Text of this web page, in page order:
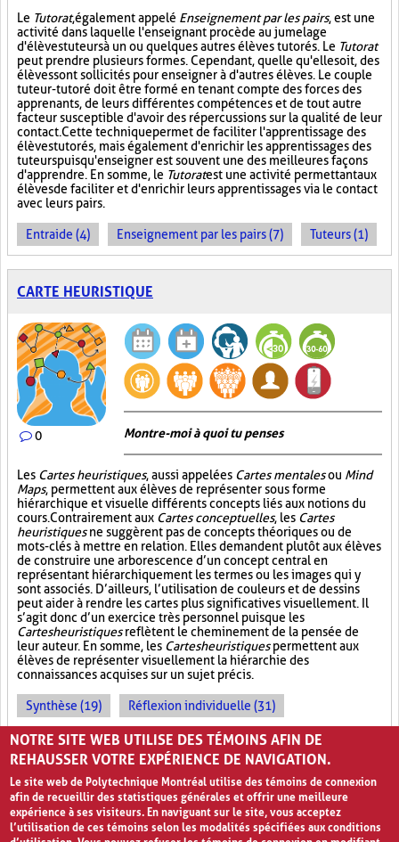
Le Tutorat, également appelé Enseignement par les pairs, est une
activité dans laquelle l'enseignant procède au jumelage
d'élèves tuteurs à un ou quelques autres élèves tutorés. Le Tutorat
peut prendre plusieurs formes. Cependant, quelle qu'elle soit, des
élèves sont sollicités pour enseigner à d'autres élèves. Le couple
tuteur-tutoré doit être formé en tenant compte des forces des
apprenants, de leurs différentes compétences et de tout autre
facteur susceptible d'avoir des répercussions sur la qualité de leur
contact. Cette technique permet de faciliter l'apprentissage des
élèves tutorés, mais également d'enrichir les apprentissages des
tuteurs puisqu'enseigner est souvent une des meilleures façons
d'apprendre. En somme, le Tutoratest une activité permettant aux
élèves de faciliter et d'enrichir leurs apprentissages via le contact
avec leurs pairs.
Entraide (4) Enseignement par les pairs (7) Tuteurs (1)
CARTE HEURISTIQUE
0 Montre-moi à quoi tu penses
Les Cartes heuristiques, aussi appelées Cartes mentalesou Mind
Maps, permettent aux élèves de représenter sous forme
hiérarchique et visuelle différents concepts liés aux notions du
cours. Contrairement aux Cartes conceptuelles, les Cartes
heuristiquesne suggèrent pas de concepts théoriques ou de
mots-clés à mettre en relation. Elles demandent plutôt aux élèves
de construire une arborescence d’un concept central en
représentant hiérarchiquement les termes ou les images qui y
sont associés. D’ailleurs, l’utilisation de couleurs et de dessins
peut aider à rendre les cartes plus significatives visuellement. Il
s’agit donc d’un exercice très personnel puisque les
Cartes heuristiquesreflètent le cheminement de la pensée de
leur auteur. En somme, les Cartes heuristiquespermettent aux
élèves de représenter visuellement la hiérarchie des
connaissances acquises sur un sujet précis.
Synthèse (19) Réflexion individuelle (31)
Approfondissement des connaissances (17)
NOTRE SITE WEB UTILISE DES TÉMOINS AFIN DE
REHAUSSER VOTRE EXPÉRIENCE DE NAVIGATION.
Le site web de Polytechnique Montréal utilise des témoins de connexion
afin de recueillir des statistiques générales et offrir une meilleure
expérience à ses visiteurs. En naviguant sur le site, vous acceptez
l’utilisation de ces témoins selon les modalités spécifiées aux conditions